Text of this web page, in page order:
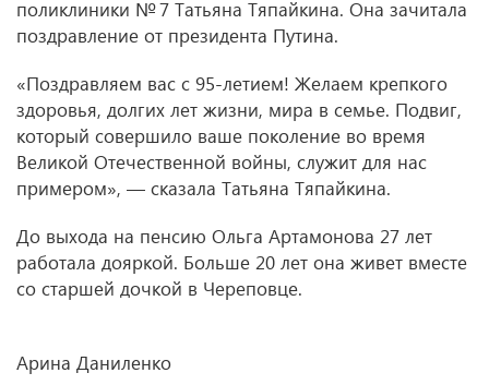
поликлиники № 7 Татьяна Тяпайкина. Она зачитала
поздравление от президента Путина.
«Поздравляем вас с 95-летием! Желаем крепкого
здоровья, долгих лет жизни, мира в семье. Подвиг,
который совершило ваше поколение во время
Великой Отечественной войны, служит для нас
примером», — сказала Татьяна Тяпайкина.
До выхода на пенсию Ольга Артамонова 27 лет
работала дояркой. Больше 20 лет она живет вместе
со старшей дочкой в Череповце.
Арина Даниленко